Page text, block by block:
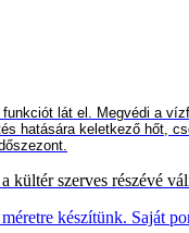
lát el. Megvédi a
hatására keletkező hőt,
kültérszerves részévé
készítünk. Saját